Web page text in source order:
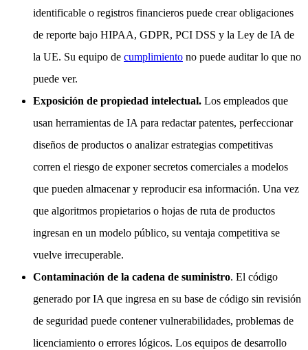
identificable o registros financieros puede crear obligaciones
de reporte bajo HIPAA, GDPR, PCI DSS y la Ley de IA de
la UE. Su equipo de cumplimiento no puede auditar lo que no
puede ver.
Exposición de propiedad intelectual. Los empleados que
usan herramientas de IA para redactar patentes, perfeccionar
diseños de productos o analizar estrategias competitivas
corren el riesgo de exponer secretos comerciales a modelos
que pueden almacenar y reproducir esa información. Una vez
que algoritmos propietarios o hojas de ruta de productos
ingresan en un modelo público, su ventaja competitiva se
vuelve irrecuperable.
Contaminación de la cadena de suministro. El código
generado por IA que ingresa en su base de código sin revisión
de seguridad puede contener vulnerabilidades, problemas de
licenciamiento o errores lógicos. Los equipos de desarrollo